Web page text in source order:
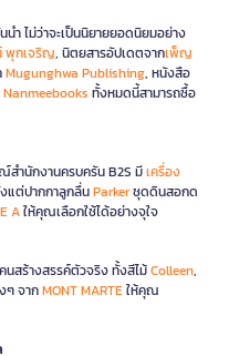
ำ ไม่ว่าจะเป็นนิยายยอดนิยมอย่าง
พุกเจริญ, นิตยสารอัปเดตจากเพ็ญ
Mugunghwa Publishing, หนังสือ
Nanmeebooks ทั้งหมดนี้สามารถซื้อ
สำนักงานครบครัน B2S มีเครื่อง
แต่ปากกาลูกลื่นParkerชุดดินสอกด
Aให้คุณเลือกใช้ได้อย่างจุใจ
นสร้างสรรค์ตัวจริง ทั้งสีไม้Colleen,
ๆ จากMONT MARTEให้คุณ